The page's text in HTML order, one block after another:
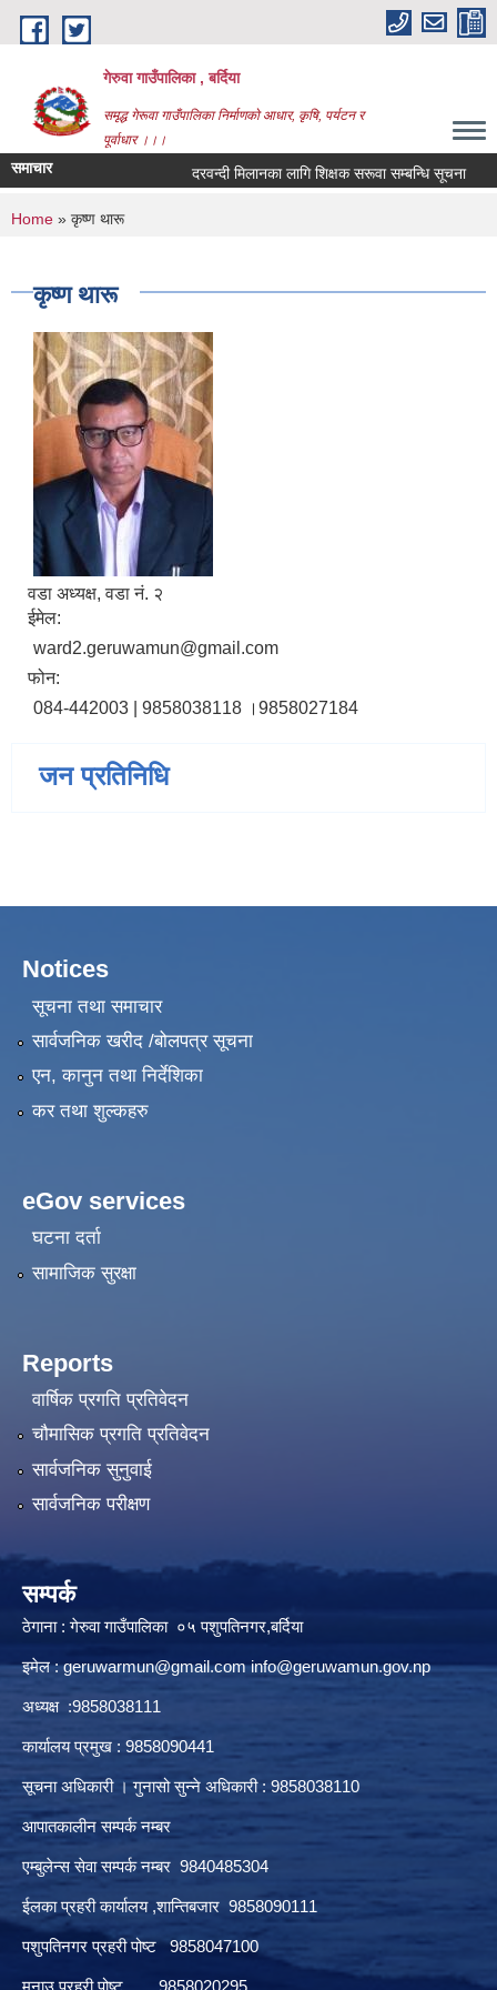
Skip to main content
गेरुवा गाउँपालिका , बर्दिया
समृद्ध गेरूवा गाउँपालिका निर्माणको आधार, कृषि, पर्यटन र
पूर्वाधार ।।।
समाचार दरवन्दी मिलानका लागि शिक्षक सरूवा सम्बन्धि सूचना
You are here
Home » कृष्ण थारू
कृष्ण थारू
वडा अध्यक्ष, वडा नं. २
ईमेल:
ward2.geruwamun@gmail.com
फोन:
084-442003 | 9858038118 ।9858027184
जन प्रतिनिधि
Notices
सूचना तथा समाचार
सार्वजनिक खरीद /बोलपत्र सूचना
एन, कानुन तथा निर्देशिका
कर तथा शुल्कहरु
eGov services
घटना दर्ता
सामाजिक सुरक्षा
Reports
वार्षिक प्रगति प्रतिवेदन
चौमासिक प्रगति प्रतिवेदन
सार्वजनिक सुनुवाई
सार्वजनिक परीक्षण
सम्पर्क
ठेगाना : गेरुवा गाउँपालिका ०५ पशुपतिनगर,बर्दिया
इमेल :geruwarmun@gmail.com info@geruwamun.gov.np
अध्यक्ष :9858038111
कार्यालय प्रमुख : 9858090441
सूचना अधिकारी । गुनासो सुन्ने अधिकारी : 9858038110
आपातकालीन सम्पर्क नम्बर
एम्बुलेन्स सेवा सम्पर्क नम्बर 9840485304
ईलका प्रहरी कार्यालय ,शान्तिबजार 9858090111
पशुपतिनगर प्रहरी पोष्ट 9858047100